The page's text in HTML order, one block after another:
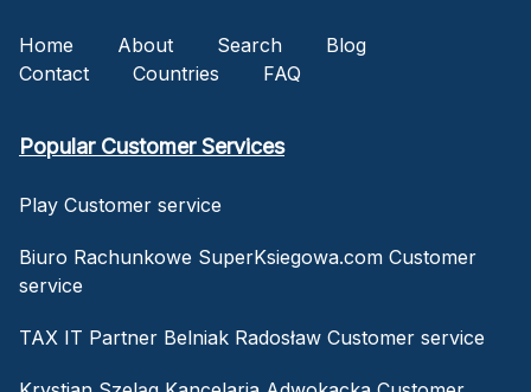
Home About Search
Blog
Contact
Countries FAQ
Popular Customer Services
Play Customer service
Biuro Rachunkowe SuperKsiegowa.com Customer
service
TAX IT Partner Belniak Radosław Customer service